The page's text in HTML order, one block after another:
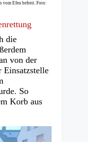
vom Efeu befreit. Foto:
die
von der
Einsatzstelle
So
Korb aus